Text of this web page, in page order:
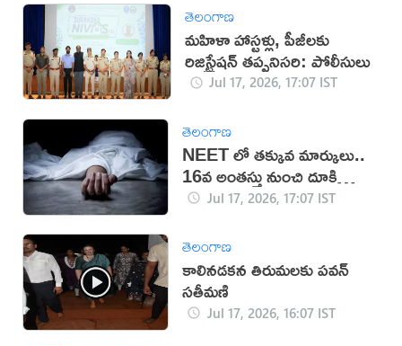
తెలంగాణ
మహిళా హాస్టళ్లు, పీజీలకు
రిజిస్ట్రేషన్ తప్పనిసరి: పోలీసులు
Jul 17, 2026, 17:07 IST
తెలంగాణ
NEET లో తక్కువ మార్కులు..
16వ అంతస్తు నుంచి దూకి
ఆత్మహత్య
Jul 17, 2026, 17:07 IST
తెలంగాణ
కాలినడకన తిరుమలకు పవన్‌
సతీమణి
Jul 17, 2026, 16:07 IST